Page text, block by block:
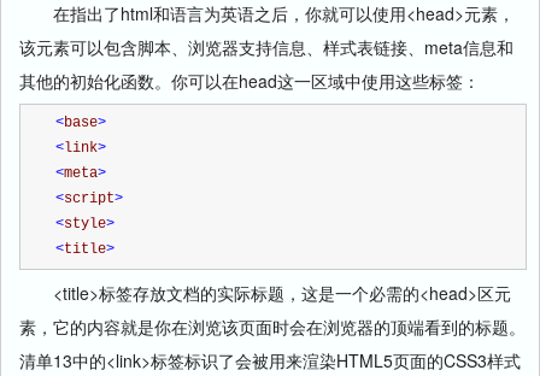
在指出了html和语言为英语之后，你就可以使用<head>元素，
该元素可以包含脚本、浏览器支持信息、样式表链接、meta信息和
其他的初始化函数。你可以在head这一区域中使用这些标签：
<base>
<link>
<meta>
<script>
<style>
<title>
<title>标签存放文档的实际标题，这是一个必需的<head>区元
素，它的内容就是你在浏览该页面时会在浏览器的顶端看到的标题。
清单13中的<link>标签标识了会被用来渲染HTML5页面的CSS3样式